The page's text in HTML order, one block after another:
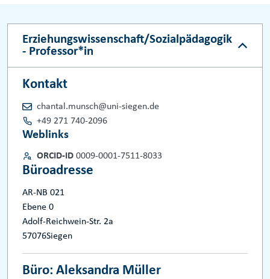
Erziehungswissenschaft/Sozialpädagogik
- Professor*in
Kontakt
chantal.munsch@uni-siegen.de
+49 271 740-2096
Weblinks
ORCID-ID 0009-0001-7511-8033
Büroadresse
AR-NB 021
Ebene 0
Adolf-Reichwein-Str. 2a
57076Siegen
Büro: Aleksandra Müller